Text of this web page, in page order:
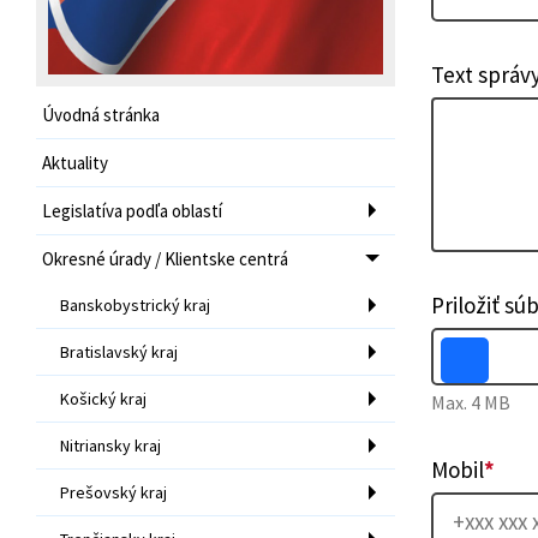
Úvodná stránka
Aktuality
Legislatíva podľa oblastí
Okresné úrady / Klientske centrá
Banskobystrický kraj
Bratislavský kraj
Košický kraj
Nitriansky kraj
Prešovský kraj
Text
Priložiť
Max. 4 MB
Mobil*